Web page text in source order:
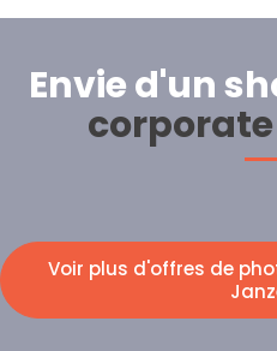
Envie d'un
corporate
Voir plus d'offres de